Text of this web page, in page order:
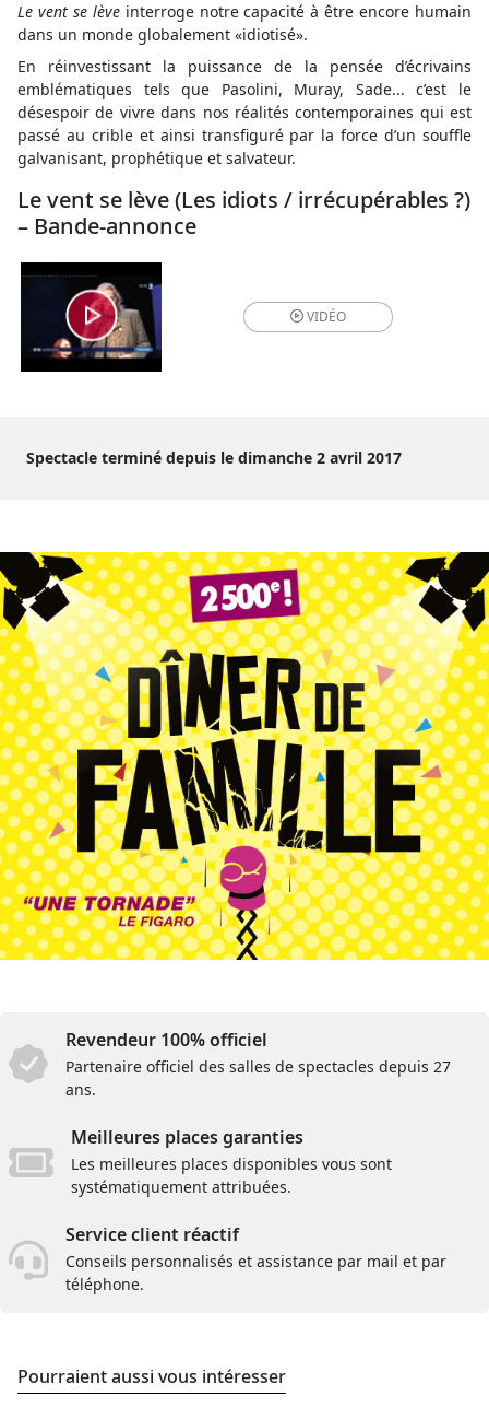
Le vent se lèveinterroge notre capacité à être encore humain
dans un monde globalement «idiotisé».
En réinvestissant la puissance de la pensée d’écrivains
emblématiques tels que Pasolini, Muray, Sade... c’est le
désespoir de vivre dans nos réalités contemporaines qui est
passé au crible et ainsi transfiguré par la force d’un souffle
galvanisant, prophétique et salvateur.
Le vent se lève (Les idiots / irrécupérables ?)
– Bande-annonce
VIDÉO
Spectacle terminé depuis le dimanche 2 avril 2017
Revendeur 100% officiel
Partenaire officiel des salles de spectacles depuis 27
ans.
Meilleures places garanties
Les meilleures places disponibles vous sont
systématiquement attribuées.
Service client réactif
Conseils personnalisés et assistance par mail et par
téléphone.
Pourraient aussi vous intéresser